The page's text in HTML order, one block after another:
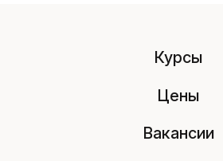
Курсы
Цены
Вакансии